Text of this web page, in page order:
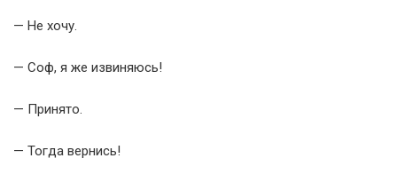
— Не хочу.
— Соф, я же извиняюсь!
— Принято.
— Тогда вернись!